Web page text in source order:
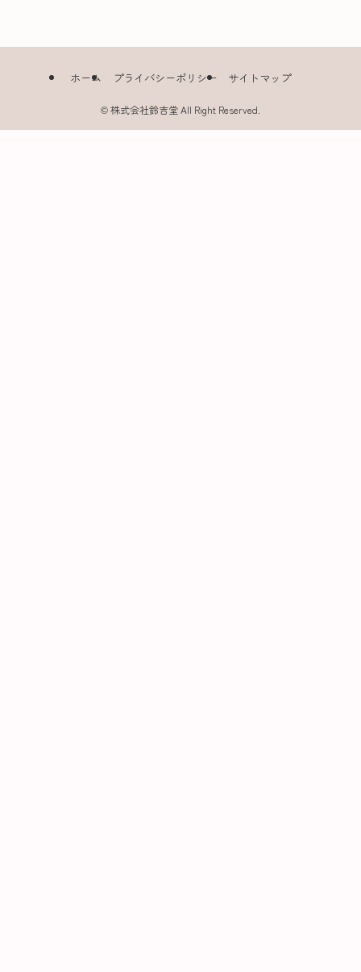
ホーム プライバシーポリシー サイトマップ
©株式会社鈴吉堂 All Right Reserved.